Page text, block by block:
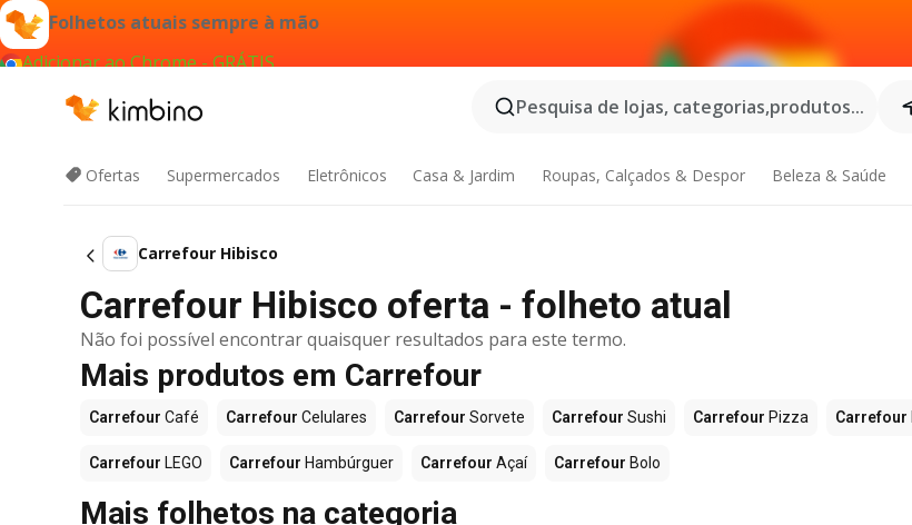
Folhetos atuais sempre à mão
Adicionar ao Chrome - GRÁTIS
Pesquisa de lojas, categorias,produtos...
Ofertas Supermercados Eletrônicos Casa & Jardim Roupas, Calçados & Despor Beleza & Saúde
Carrefour Hibisco
Carrefour Hibisco oferta - folheto atual
Não foi possível encontrar quaisquer resultados para este termo.
Mais produtos em Carrefour
Carrefour Café Carrefour Celulares Carrefour Sorvete Carrefour Sushi Carrefour Pizza Carrefour
Carrefour LEGO Carrefour Hambúrguer Carrefour Açaí Carrefour Bolo
Mais folhetos na categoria